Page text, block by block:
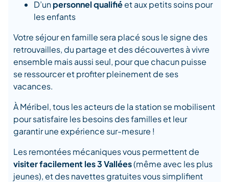
D’unpersonnel qualifiéet aux petits soins pour
les enfants
Votre séjour en famille sera placé sous le signe des
retrouvailles, du partage et des découvertes à vivre
ensemble mais aussi seul, pour que chacun puisse
se ressourcer et profiter pleinement de ses
vacances.
À Méribel, tous les acteurs de la station se mobilisent
pour satisfaire les besoins des familles et leur
garantir une expérience sur-mesure !
Les remontées mécaniques vous permettent de
visiter facilement les 3 Vallées(même avec les plus
jeunes), et des navettes gratuites vous simplifient